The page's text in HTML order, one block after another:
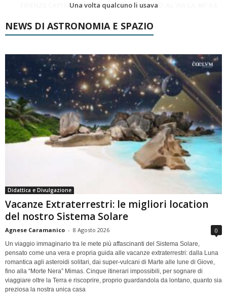
Cielo del Mese di Agosto 2026
NEWS DI ASTRONOMIA E SPAZIO
Didattica e Divulgazione
Vacanze Extraterrestri: le migliori location
del nostro Sistema Solare
Agnese Caramanico - 8 Agosto 2026 0
Un viaggio immaginario tra le mete più affascinanti del Sistema Solare,
pensato come una vera e propria guida alle vacanze extraterrestri: dalla Luna
romantica agli asteroidi solitari, dai super-vulcani di Marte alle lune di Giove,
fino alla “Morte Nera” Mimas. Cinque itinerari impossibili, per sognare di
viaggiare oltre la Terra e riscoprire, proprio guardandola da lontano, quanto sia
preziosa la nostra unica casa